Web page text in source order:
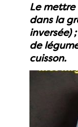
Le
dans la
inversée)
de
cuisson.